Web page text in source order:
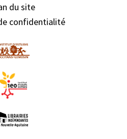
du site
confidentialité